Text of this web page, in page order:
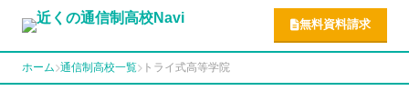
無料資料請求
ホーム 通信制高校一覧 トライ式高等学院